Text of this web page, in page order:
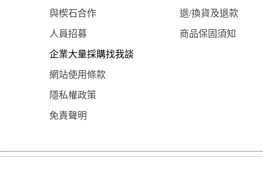
與楔石合作 退/換貨及退款
人員招募 商品保固須知
企業大量採購找我談
網站使用條款
隱私權政策
免責聲明